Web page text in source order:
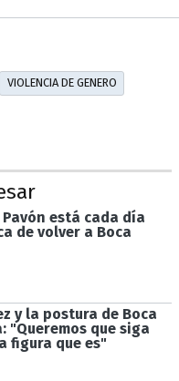
VIOLENCIA DE GENERO
está cada día
de volver a Boca
y la postura de Boca
"Queremos que siga
figura que es"